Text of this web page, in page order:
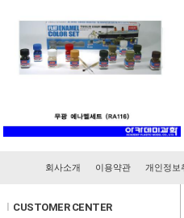
회사소개 이용약관 개인정보
l CUSTOMER CENTER